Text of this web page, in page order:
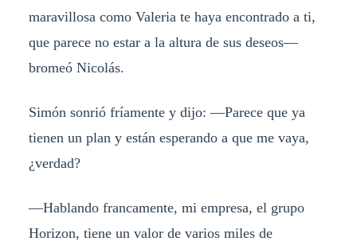
maravillosa como Valeria te haya encontrado a ti,
que parece no estar a la altura de sus deseos—
bromeó Nicolás.
Simón sonrió fríamente y dijo: —Parece que ya
tienen un plan y están esperando a que me vaya,
¿verdad?
—Hablando francamente, mi empresa, el grupo
Horizon, tiene un valor de varios miles de